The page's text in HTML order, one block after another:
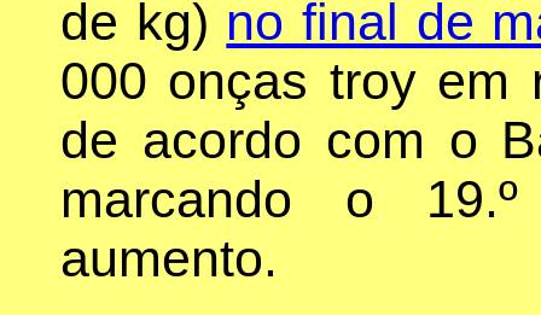
de kg) no final de
000 onças troy em
de acordo com o
marcando o
aumento.